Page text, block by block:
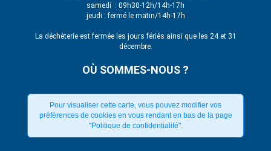
samedi : 09h30-12h/14h-17h
jeudi : fermé le matin/14h-17h
La déchèterie est fermée les jours fériés ainsi que les 24 et 31
décembre.
OÙ SOMMES-NOUS ?
Pour visualiser cette carte, vous pouvez modifier vos
préférences de cookies en vous rendant en bas de la page
"Politique de confidentialité".